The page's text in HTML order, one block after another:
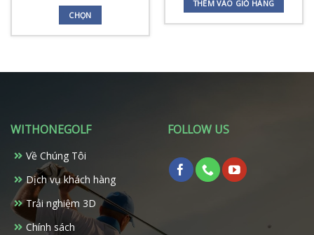
là:
9.350.000 ₫.
7.950.000 ₫.
CHỌN
có
Các
chọn
có
thể
được
chọn
8.970.000 ₫.
THÊM VÀO GIỎ HÀNG
₫.
WITHONEGOLF
Về Chúng Tôi
Dịch vụ khách hàng
Trải nghiệm 3D
Chính sách
FOLLOW US